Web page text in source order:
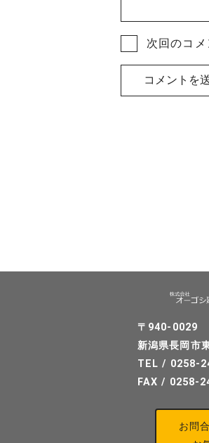
次回のコ
〒940-0029
新潟県長岡市
TEL / 0258-
FAX / 0258-
お問